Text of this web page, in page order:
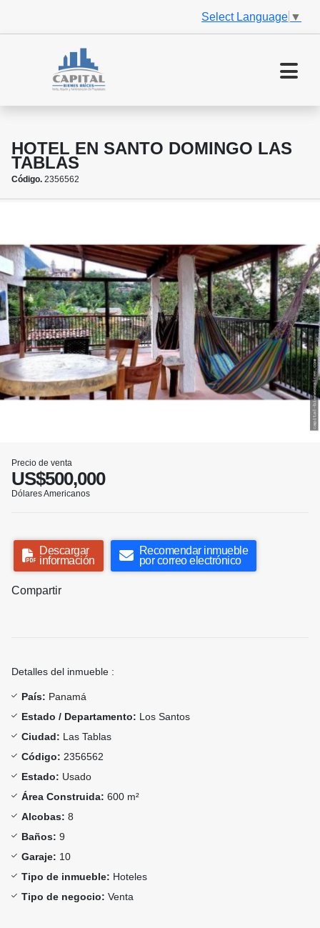
Select Language ▼
HOTEL EN SANTO DOMINGO LAS
TABLAS
Código. 2356562
Precio de venta
US$500,000
Dólares Americanos
Descargar
información
Recomendar inmueble
por correo electrónico
Compartir
Detalles del inmueble :
País: Panamá
Estado / Departamento: Los Santos
Ciudad: Las Tablas
Código: 2356562
Estado: Usado
Área Construida: 600 m²
Alcobas: 8
Baños: 9
Garaje: 10
Tipo de inmueble: Hoteles
Tipo de negocio: Venta